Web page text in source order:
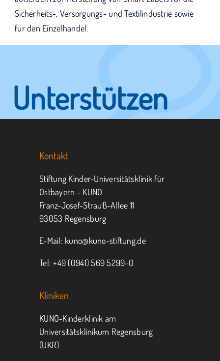
Sicherheits-, Versorgungs- und Textilindustrie sowie
für den Einzelhandel.
Unterstützen
Sie KUNO.
Jeder kann helfen.
MITMACHEN SPENDEN
Kontakt
Stiftung Kinder-Universitätsklinik für
Ostbayern - KUNO
Franz-Josef-Strauß-Allee 11
93053 Regensburg
E-Mail: kuno@kuno-stiftung.de
Tel: +49 (0941) 569 5299-0
Kliniken
KUNO-Kinderklinik am
Universitätsklinikum Regensburg
(UKR)